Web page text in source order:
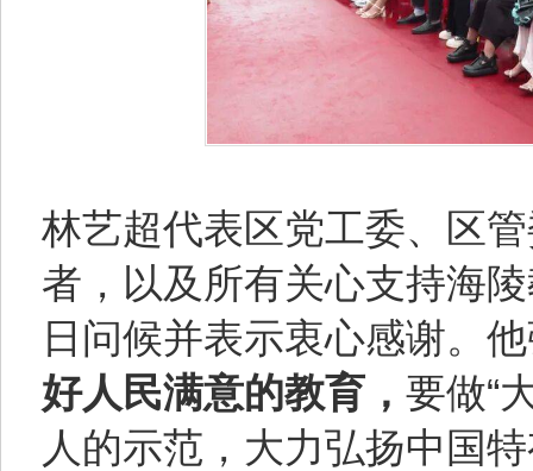
林艺超代表区党工委、区
者，以及所有关心支持海
日问候并表示衷心感谢。
好人民满意的教育， 要做“
人的示范，大力弘扬中国